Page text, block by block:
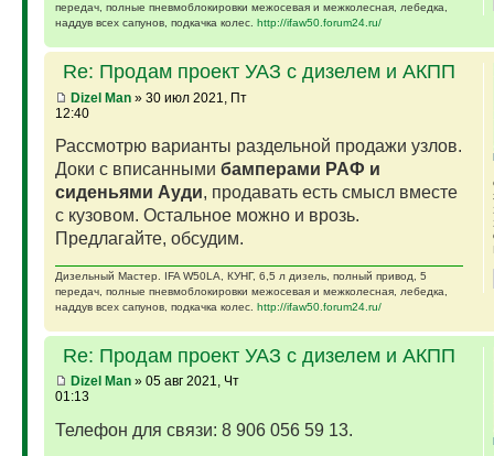
передач, полные пневмоблокировки межосевая и межколесная, лебедка,
наддув всех сапунов, подкачка колес. http://ifaw50.forum24.ru/
Re: Продам проект УАЗ с дизелем и АКПП
Dizel Man» 30 июл 2021, Пт
12:40
Рассмотрю варианты раздельной продажи узлов.
Доки с вписанными бамперами РАФ и
сиденьями Ауди, продавать есть смысл вместе
с кузовом. Остальное можно и врозь.
Предлагайте, обсудим.
Дизельный Мастер. IFA W50LA, КУНГ, 6,5 л дизель, полный привод, 5
передач, полные пневмоблокировки межосевая и межколесная, лебедка,
наддув всех сапунов, подкачка колес. http://ifaw50.forum24.ru/
Re: Продам проект УАЗ с дизелем и АКПП
Dizel Man» 05 авг 2021, Чт
01:13
Телефон для связи: 8 906 056 59 13.